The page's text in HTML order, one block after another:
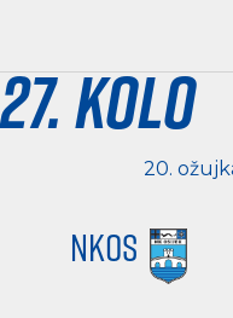
27. kolo
20.
NKOS